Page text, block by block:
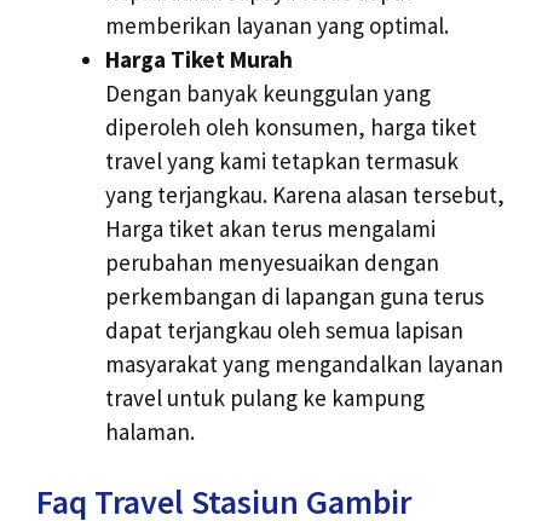
memberikan layanan yang optimal.
Harga Tiket Murah
Dengan banyak keunggulan yang
diperoleh oleh konsumen, harga tiket
travel yang kami tetapkan termasuk
yang terjangkau. Karena alasan tersebut,
Harga tiket akan terus mengalami
perubahan menyesuaikan dengan
perkembangan di lapangan guna terus
dapat terjangkau oleh semua lapisan
masyarakat yang mengandalkan layanan
travel untuk pulang ke kampung
halaman.
Faq Travel Stasiun Gambir